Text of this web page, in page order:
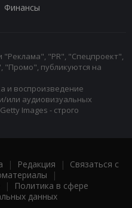
Финансы
"PR", "Спецпроект",
"Промо", публикуются на
и воспроизведение
или аудиовизуальных
Images - строго
| Редакция | Связаться с
|
|
Политика в сфере
данных